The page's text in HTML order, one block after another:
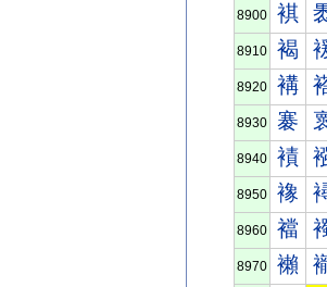
8900 褀
8910 褐
8920 褠
8930 褰
8940 襀
8950 襐
8960 襠
8970 襰